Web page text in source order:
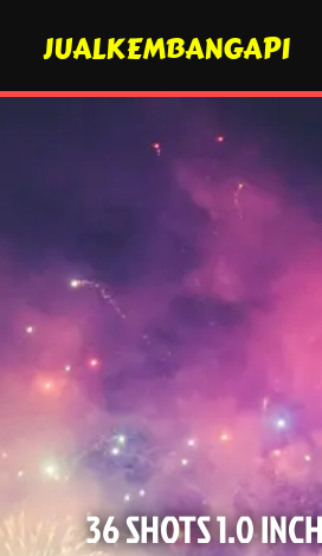
JUALKEMBANGAPI
36 SHOTS 1.0